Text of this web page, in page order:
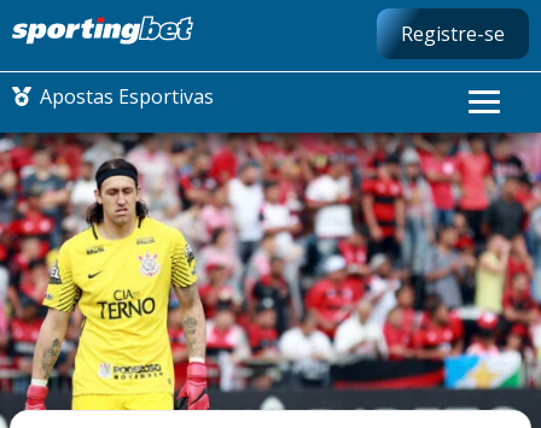
Registre-se
Apostas Esportivas
CONMEBOL LIBERTADORES
FUTEBOL NACIONAL
FUTEBOL INTERNACIONAL
COMO APOSTAR